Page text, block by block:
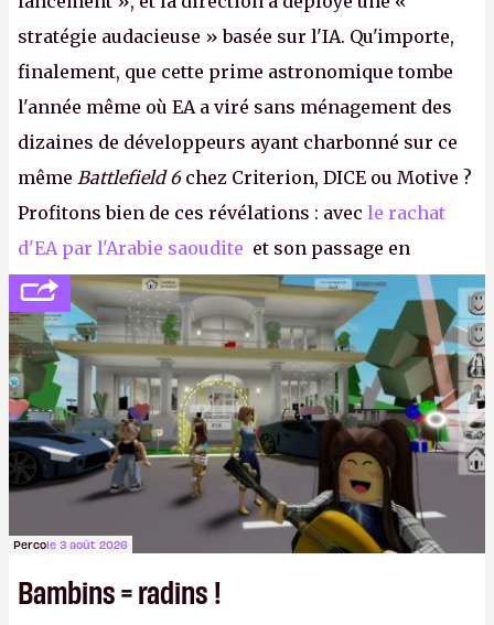
stratégie audacieuse » basée sur l'IA. Qu'importe,
finalement, que cette prime astronomique tombe
l'année même où EA a viré sans ménagement des
dizaines de développeurs ayant charbonné sur ce
même Battlefield 6chez Criterion, DICE ou Motive ?
Profitons bien de ces révélations : avec le rachat
d'EA par l'Arabie saoudite et son passage en
société privée, l'éditeur n'aura bientôt plus
l'obligation de publier ses bilans. Encore une
victoire pour la transparence.P.
Percole 3 août 2026
Bambins = radins !